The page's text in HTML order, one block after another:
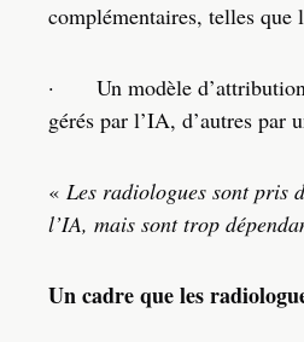
complémentaires, telles
·
Un modèle
gérés par l’IA, d’autres par
« Les radiologues sont pris
l’IA, mais sont trop
Un cadre que les